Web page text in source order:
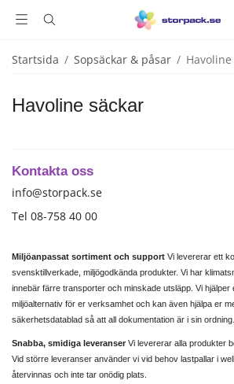
Startsida / Sopsäckar & påsar /
Havoline säckar
Kontakta oss
info@storpack.se
Tel 08-758 40 00
Miljöanpassat sortiment och support Vi levererar ett
svensktillverkade, miljögodkända produkter. Vi har
innebär färre transporter och minskade utsläpp. Vi hjälper
miljöalternativ för er verksamhet och kan även hjälpa er
säkerhetsdatablad så att all dokumentation är i sin ordning.
Snabba, smidiga leveranser Vi levererar alla produkter
Vid större leveranser använder vi vid behov lastpallar i
återvinnas och inte tar onödig plats.